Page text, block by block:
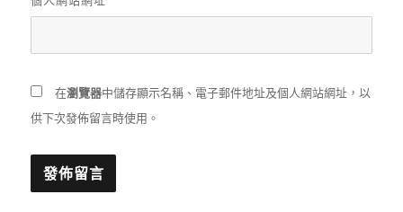
在瀏覽器中儲存顯示名稱、電子郵件地址及個人網站網址，以
供下次發佈留言時使用。